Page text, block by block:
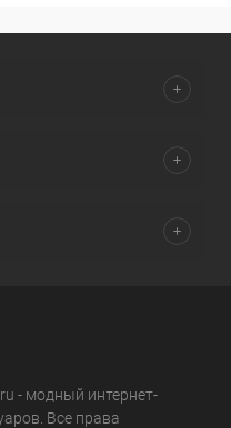
- модный интернет-
Все права